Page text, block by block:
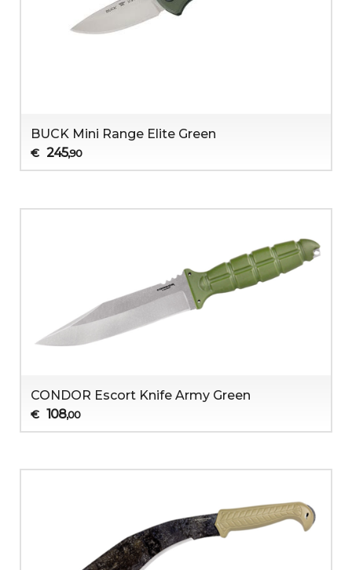
BUCK Mini Range Elite Green
€ 245,90
CONDOR Escort Knife Army Green
€ 108,00